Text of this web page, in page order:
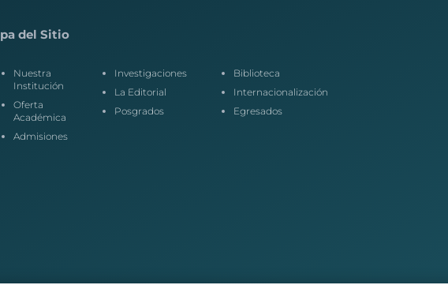
del Sitio
Nuestra
Institución
Oferta
Académica
Admisiones
Investigaciones
La Editorial
Posgrados
Biblioteca
Internacionalización
Egresados